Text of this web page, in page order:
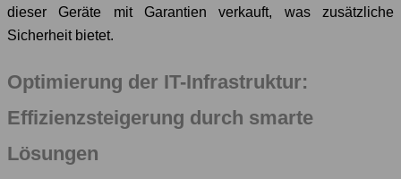
dieser Geräte mit Garantien verkauft, was zusätzliche
Sicherheit bietet.
Optimierung der IT-Infrastruktur:
Effizienzsteigerung durch smarte
Lösungen